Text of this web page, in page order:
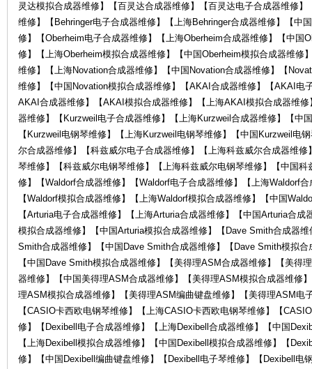
灵达模拟合成器维修】【百灵达合成器维修】【百灵达电子合成器维修
维修】【Behringer电子合成器维修】【上海Behringer合成器维修】【中
修】【Oberheim电子合成器维修】【上海Oberheim合成器维修】【中国
修】【上海Oberheim模拟合成器维修】【中国Oberheim模拟合成器维修
维修】【上海Novation合成器维修】【中国Novation合成器维修】【
维修】【中国Novation模拟合成器维修】【AKAI合成器维修】【AKAI电
AKAI合成器维修】【AKAI模拟合成器维修】【上海AKAI模拟合成器维
器维修】【Kurzweil电子合成器维修】【上海Kurzweil合成器维修】【中
【Kurzweil电钢琴维修】【上海Kurzweil电钢琴维修】【中国Kurzweil电
尔合成器维修】【科兹威尔电子合成器维修】【上海科兹威尔合成器维
琴维修】【科兹威尔电钢琴维修】【上海科兹威尔电钢琴维修】【中国
修】【Waldorf合成器维修】【Waldorf电子合成器维修】【上海Waldorf
【Waldorf模拟合成器维修】【上海Waldorf模拟合成器维修】【中国
【Arturia电子合成器维修】【上海Arturia合成器维修】【中国Arturia合
模拟合成器维修】【中国Arturia模拟合成器维修】【Dave Smith合成器
Smith合成器维修】【中国Dave Smith合成器维修】【Dave Smith模拟
【中国Dave Smith模拟合成器维修】【美得理ASM合成器维修】【美得
器维修】【中国美得理ASM合成器维修】【美得理ASM模拟合成器维修
理ASM模拟合成器维修】【美得理ASM编曲键盘维修】【美得理ASM电
【CASIO卡西欧电钢琴维修】【上海CASIO卡西欧电钢琴维修】【
修】【Dexibell电子合成器维修】【上海Dexibell合成器维修】【中国
【上海Dexibell模拟合成器维修】【中国Dexibell模拟合成器维修】【
修】【中国Dexibell编曲键盘维修】【Dexibell电子琴维修】【Dexibell电